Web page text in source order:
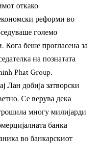
откако
реформи во
големо
Кога беше прогласена за
на познатата
Phat Group.
Лан добија затворски
Се верува дека
многу милијарди
банка
во банкарскиот